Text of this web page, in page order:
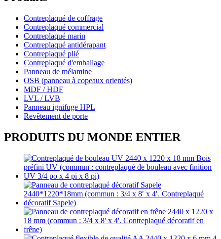
Contreplaqué de coffrage
Contreplaqué commercial
Contreplaqué marin
Contreplaqué antidérapant
Contreplaqué plié
Contreplaqué d'emballage
Panneau de mélamine
OSB (panneau à copeaux orientés)
MDF / HDF
LVL / LVB
Panneau ignifuge HPL
Revêtement de porte
PRODUITS DU MONDE ENTIER